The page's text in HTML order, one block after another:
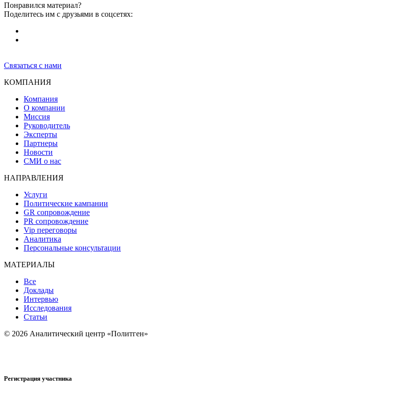
Понравился материал?
Поделитесь им с друзьями в соцсетях:
Связаться с нами
КОМПАНИЯ
Компания
О компании
Миссия
Руководитель
Эксперты
Партнеры
Новости
СМИ о нас
НАПРАВЛЕНИЯ
Услуги
Политические кампании
GR сопровождение
PR сопровождение
Vip переговоры
Аналитика
Персональные консультации
МАТЕРИАЛЫ
Все
Доклады
Интервью
Исследования
Статьи
© 2026 Аналитический центр «Политген»
Регистрация участника